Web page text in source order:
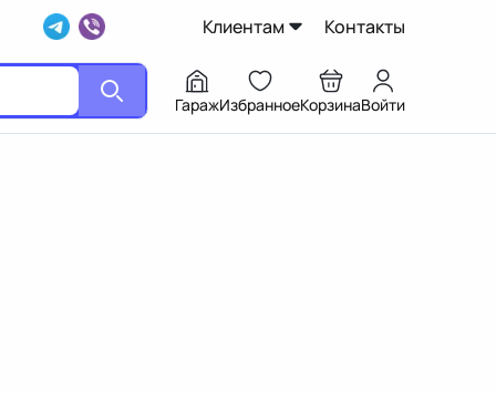
Клиентам Контакты
ГаражИзбранноеКорзинаВойти